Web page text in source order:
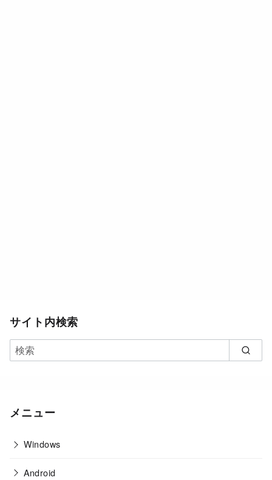
サイト内検索
メニュー
Windows
Android